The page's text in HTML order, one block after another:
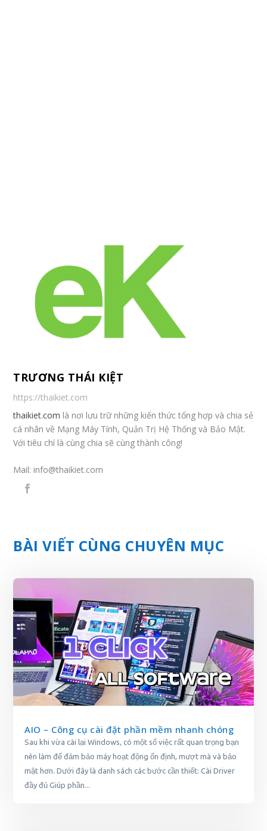
TRƯƠNG THÁI KIỆT
https://thaikiet.com
thaikiet.com là nơi lưu trữ những kiến thức tổng hợp và chia sẻ
cá nhân về Mạng Máy Tính, Quản Trị Hệ Thống và Bảo Mật.
Với tiêu chí là cùng chia sẽ cùng thành công!
Mail: info@thaikiet.com
BÀI VIẾT CÙNG CHUYÊN MỤC
AIO – Công cụ cài đặt phần mềm nhanh chóng
Sau khi vừa cài lại Windows, có một số việc rất quan trọng bạn
nên làm để đảm bảo máy hoạt động ổn định, mượt mà và bảo
mật hơn. Dưới đây là danh sách các bước cần thiết: Cài Driver
đầy đủ Giúp phần...